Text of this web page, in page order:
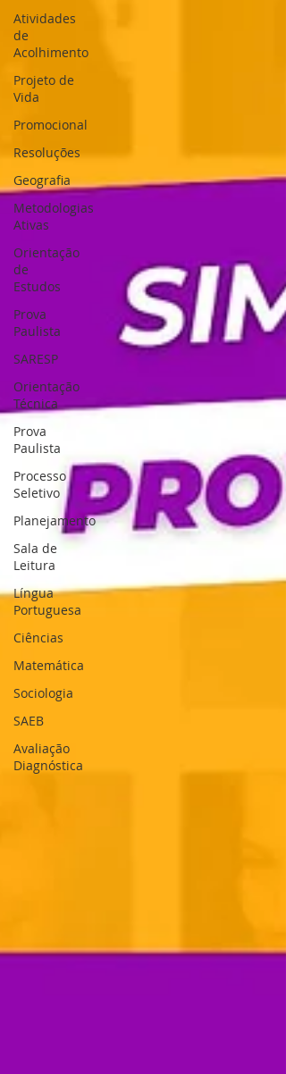
Atividades
de
Acolhimento
Projeto de
Vida
Promocional
Resoluções
Geografia
Metodologias
Ativas
Orientação
de
Estudos
Prova
Paulista
SARESP
Orientação
Técnica
Prova
Paulista
Processo
Seletivo
Planejamento
Sala de
Leitura
Língua
Portuguesa
Ciências
Matemática
Sociologia
SAEB
Avaliação
Diagnóstica